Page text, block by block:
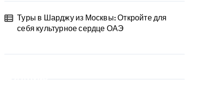
Туры в Шарджу из Москвы: Откройте для
себя культурное сердце ОАЭ